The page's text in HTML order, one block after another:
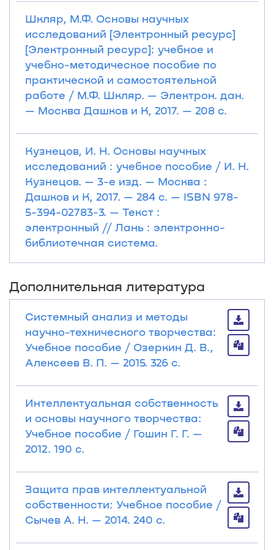
Шкляр, М.Ф. Основы научных
исследований [Электронный ресурс]
[Электронный ресурс]: учебное и
учебно-методическое пособие по
практической и самостоятельной
работе / М.Ф. Шкляр. — Электрон. дан.
— Москва Дашков и К, 2017. — 208 с.
Кузнецов, И. Н. Основы научных
исследований : учебное пособие / И. Н.
Кузнецов. — 3-е изд. — Москва :
Дашков и К, 2017. — 284 с. — ISBN 978-
5-394-02783-3. — Текст :
электронный // Лань : электронно-
библиотечная система.
Дополнительная литература
Системный анализ и методы
научно-технического творчества:
Учебное пособие / Озеркин Д. В.,
Алексеев В. П. — 2015. 326 с.
Интеллектуальная собственность
и основы научного творчества:
Учебное пособие / Гошин Г. Г. —
2012. 190 с.
Защита прав интеллектуальной
собственности: Учебное пособие /
Сычев А. Н. — 2014. 240 с.